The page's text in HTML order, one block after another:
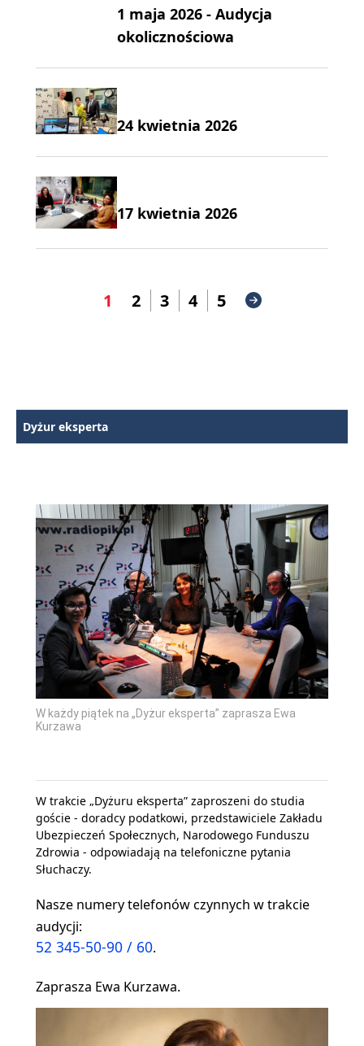
1 maja 2026 - Audycja
okolicznościowa
24 kwietnia 2026
17 kwietnia 2026
1 2 3 4 5
Dyżur eksperta
W każdy piątek na „Dyżur eksperta” zaprasza Ewa
Kurzawa
W trakcie „Dyżuru eksperta” zaproszeni do studia
goście - doradcy podatkowi, przedstawiciele Zakładu
Ubezpieczeń Społecznych, Narodowego Funduszu
Zdrowia - odpowiadają na telefoniczne pytania
Słuchaczy.
Nasze numery telefonów czynnych w trakcie
audycji:
52 345-50-90 / 60.
Zaprasza Ewa Kurzawa.